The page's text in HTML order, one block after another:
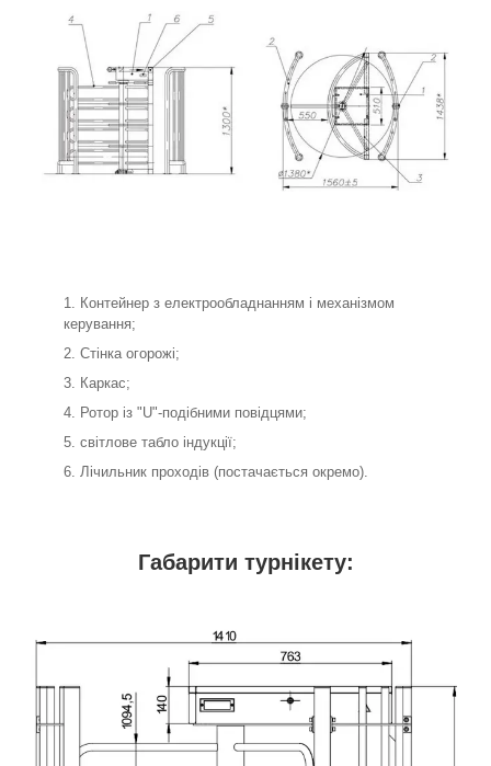
Контейнер з електрообладнанням і механізмом
керування;
Стінка огорожі;
Каркас;
Ротор із "U"-подібними повідцями;
світлове табло індукції;
Лічильник проходів (постачається окремо).
Габарити турнікету: